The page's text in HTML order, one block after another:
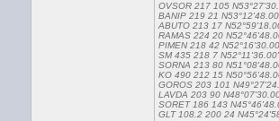
OVSOR 217 105
BANIP 219 21
ABUTO 213 17
RAMAS 224 20
PIMEN 218 42
SM 435 218 7
SORNA 213 80
KO 490 212 15
GOROS 203 101
LAVDA 203 90
SORET 186 143
GLT 108.2 200 24